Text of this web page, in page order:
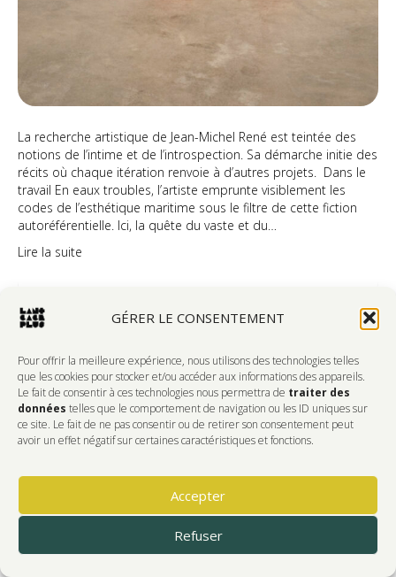
GÉRER LE CONSENTEMENT
Pour offrir la meilleure expérience, nous utilisons des technologies telles
que les cookies pour stocker et/ou accéder aux informations des appareils.
Le fait de consentir à ces technologies nous permettra de traiter des
données telles que le comportement de navigation ou les ID uniques sur
ce site. Le fait de ne pas consentir ou de retirer son consentement peut
avoir un effet négatif sur certaines caractéristiques et fonctions.
Accepter
Refuser
La recherche artistique de Jean-Michel René est teintée des
notions de l’intime et de l’introspection. Sa démarche initie des
récits où chaque itération renvoie à d’autres projets. Dans le
travail En eaux troubles, l’artiste emprunte visiblement les
codes de l’esthétique maritime sous le filtre de cette fiction
autoréférentielle. Ici, la quête du vaste et du…
Lire la suite
ParInfo | 7 septembre 2022 | Commentaires ferméssur
sculptural